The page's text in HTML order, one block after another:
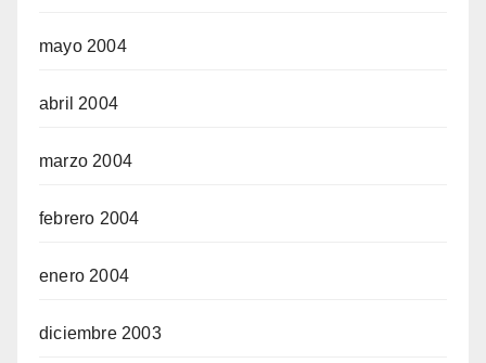
mayo 2004
abril 2004
marzo 2004
febrero 2004
enero 2004
diciembre 2003